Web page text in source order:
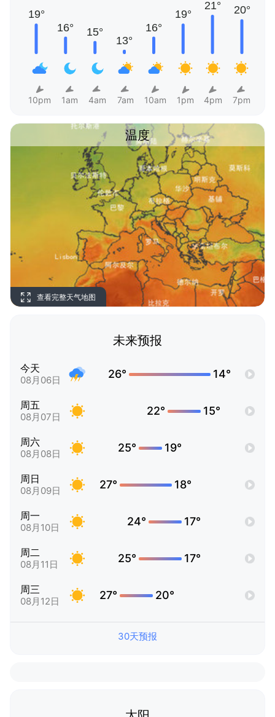
10pm 1am 4am 7am 10am 1pm 4pm 7pm
温度
查看完整天气地图
未来预报
今天
08月06日 26° 14°
周五
08月07日 22° 15°
周六
08月08日 25° 19°
周日
08月09日 27° 18°
周一
08月10日 24° 17°
周二
08月11日 25° 17°
周三
08月12日 27° 20°
30天预报